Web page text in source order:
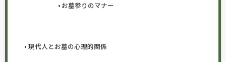
お墓参りのマナー
現代人とお墓の心理的関係